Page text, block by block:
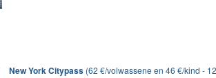
New York Citypass (62 €/volwassene en 46 €/kind -